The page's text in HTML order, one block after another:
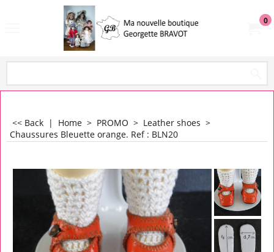
0
<< Back | Home > PROMO > Leather shoes >
Chaussures Bleuette orange. Ref : BLN20